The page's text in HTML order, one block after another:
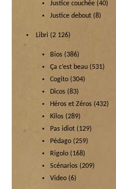
Justice couchée (40)
Justice debout (8)
Libri (2 126)
Bios (386)
Ça c’est beau (531)
Cogito (304)
Dicos (83)
Héros et Zéros (432)
Kilos (289)
Pas idiot (129)
Pédago (259)
Rigolo (168)
Scénarios (209)
Video (6)